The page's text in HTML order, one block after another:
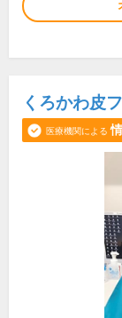
くろかわ皮
医療機関による